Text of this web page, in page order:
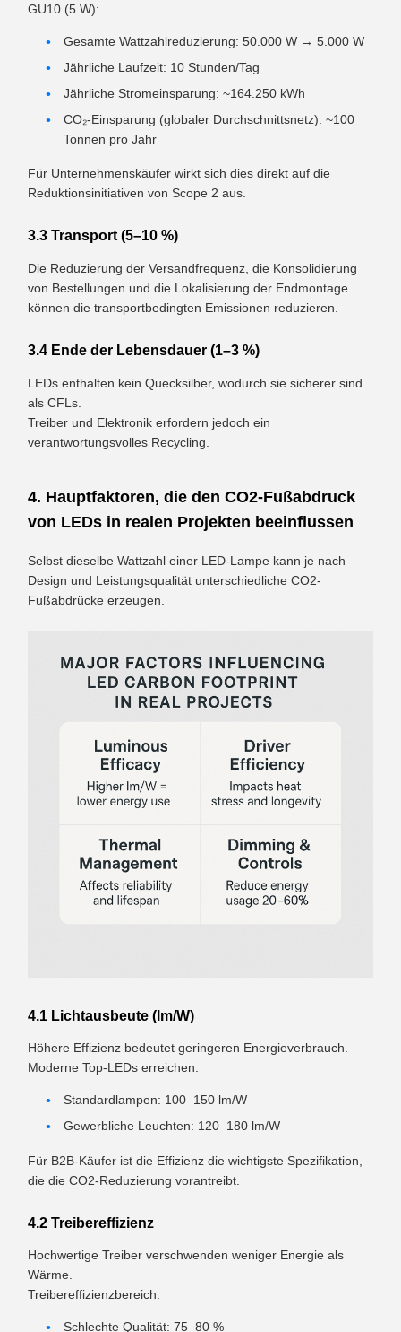
GU10 (5 W):
Gesamte Wattzahlreduzierung: 50.000 W → 5.000 W
Jährliche Laufzeit: 10 Stunden/Tag
Jährliche Stromeinsparung: ~164.250 kWh
CO₂-Einsparung (globaler Durchschnittsnetz): ~100
Tonnen pro Jahr
Für Unternehmenskäufer wirkt sich dies direkt auf die
Reduktionsinitiativen von Scope 2 aus.
3.3 Transport (5–10 %)
Die Reduzierung der Versandfrequenz, die Konsolidierung
von Bestellungen und die Lokalisierung der Endmontage
können die transportbedingten Emissionen reduzieren.
3.4 Ende der Lebensdauer (1–3 %)
LEDs enthalten kein Quecksilber, wodurch sie sicherer sind
als CFLs.
Treiber und Elektronik erfordern jedoch ein
verantwortungsvolles Recycling.
4. Hauptfaktoren, die den CO2-Fußabdruck
von LEDs in realen Projekten beeinflussen
Selbst dieselbe Wattzahl einer LED-Lampe kann je nach
Design und Leistungsqualität unterschiedliche CO2-
Fußabdrücke erzeugen.
4.1 Lichtausbeute (lm/W)
Höhere Effizienz bedeutet geringeren Energieverbrauch.
Moderne Top-LEDs erreichen:
Standardlampen: 100–150 lm/W
Gewerbliche Leuchten: 120–180 lm/W
Für B2B-Käufer ist die Effizienz die wichtigste Spezifikation,
die die CO2-Reduzierung vorantreibt.
4.2 Treibereffizienz
Hochwertige Treiber verschwenden weniger Energie als
Wärme.
Treibereffizienzbereich:
Schlechte Qualität: 75–80 %